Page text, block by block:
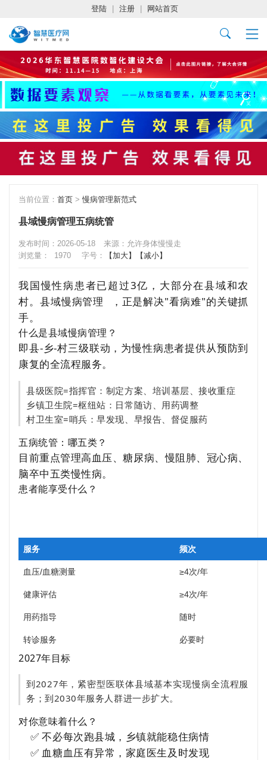
登陆 注册 网站首页
当前位置： 首页 > 慢病管理新范式
县域慢病管理五病统管
发布时间：2026-05-18
来源：允许身体慢慢走
浏览量：
1970 字号： 【加大】 【减小】
我国慢性病患者已超过3亿，大部分在县域和农
村。 县域慢病管理
，正是解决"看病难"的关键抓
手。
什么是县域慢病管理？
即县-乡-村三级联动，为慢性病患者提供从预防到
康复的全流程服务。
县级医院=指挥官：制定方案、培训基层、接收重症
乡镇卫生院=枢纽站：日常随访、用药调整
村卫生室=哨兵：早发现、早报告、督促服药
五病统管：哪五类？
目前重点管理高血压、糖尿病、慢阻肺、冠心病、
脑卒中五类慢性病。
患者能享受什么？
服务 频次
血压/血糖测量 ≥4次/年
健康评估 ≥4次/年
用药指导 随时
转诊服务 必要时
2027年目标
到2027年，紧密型医联体县域基本实现慢病全流程服
务；到2030年服务人群进一步扩大。
对你意味着什么？
✅ 不必每次跑县城，乡镇就能稳住病情
✅ 血糖血压有异常，家庭医生及时发现